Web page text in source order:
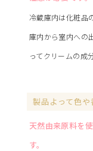
冷蔵庫内は化粧品
庫内から室内への
ってクリームの成
製品よって色や
天然由来原料を
す。